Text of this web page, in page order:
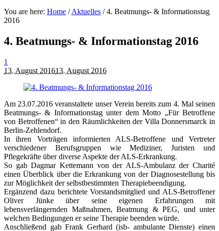
You are here: Home /Aktuelles /4. Beatmungs- & Informationstag
2016
4. Beatmungs- & Informationstag 2016
1
13. August 201613. August 2016
Am 23.07.2016 veranstaltete unser Verein bereits zum 4. Mal seinen
Beatmungs- & Informationstag unter dem Motto „Für Betroffene
von Betroffenen“ in den Räumlichkeiten der Villa Donnersmarck in
Berlin-Zehlendorf.
In ihren Vorträgen informierten ALS-Betroffene und Vertreter
verschiedener Berufsgruppen wie Mediziner, Juristen und
Pflegekräfte über diverse Aspekte der ALS-Erkrankung.
So gab Dagmar Kettemann von der ALS-Ambulanz der Charité
einen Überblick über die Erkrankung von der Diagnosestellung bis
zur Möglichkeit der selbstbestimmten Therapiebeendigung.
Ergänzend dazu berichtete Vorstandsmitglied und ALS-Betroffener
Oliver Jünke über seine eigenen Erfahrungen mit
lebensverlängernden Maßnahmen, Beatmung & PEG, und unter
welchen Bedingungen er seine Therapie beenden würde.
Anschließend gab Frank Gerhard (isb- ambulante Dienste) einen